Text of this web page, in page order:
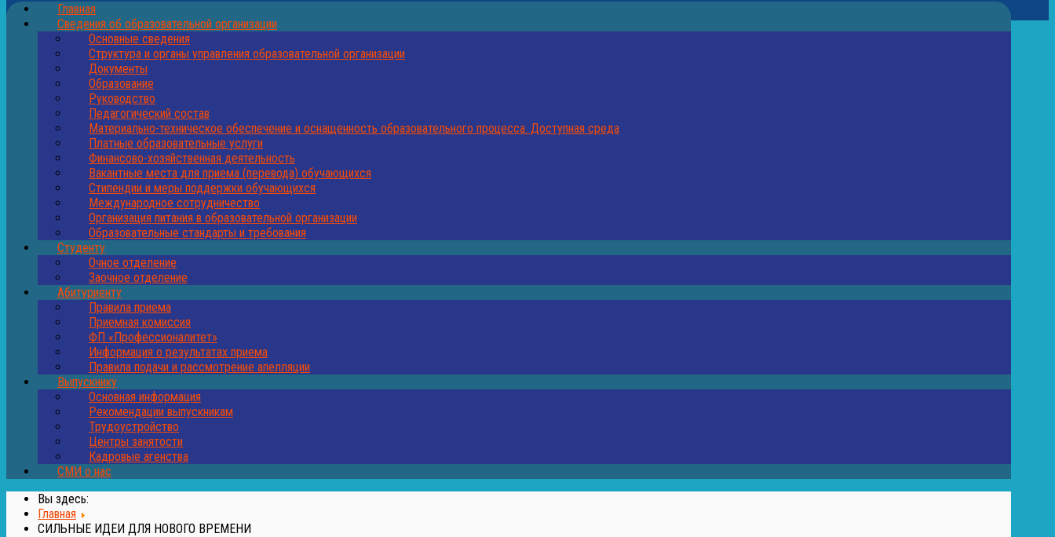
Главная
Сведения об образовательной организации
Основные сведения
Структура и органы управления образовательной организации
Документы
Образование
Руководство
Педагогический состав
Материально-техническое обеспечение и оснащенность образовательного процесса. Доступная среда
Платные образовательные услуги
Финансово-хозяйственная деятельность
Вакантные места для приема (перевода) обучающихся
Стипендии и меры поддержки обучающихся
Международное сотрудничество
Организация питания в образовательной организации
Образовательные стандарты и требования
Студенту
Очное отделение
Заочное отделение
Абитуриенту
Правила приема
Приемная комиссия
ФП «Профессионалитет»
Информация о результатах приема
Правила подачи и рассмотрение апелляции
Выпускнику
Основная информация
Рекомендации выпускникам
Трудоустройство
Центры занятости
Кадровые агенства
СМИ о нас
Вы здесь:
Главная
СИЛЬНЫЕ ИДЕИ ДЛЯ НОВОГО ВРЕМЕНИ